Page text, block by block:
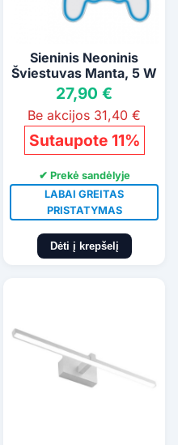
Sieninis Neoninis
Šviestuvas Manta, 5 W
27,90 €
Be akcijos 31,40 €
Sutaupote 11%
✔ Prekė sandėlyje
LABAI GREITAS
PRISTATYMAS
Dėti į krepšelį